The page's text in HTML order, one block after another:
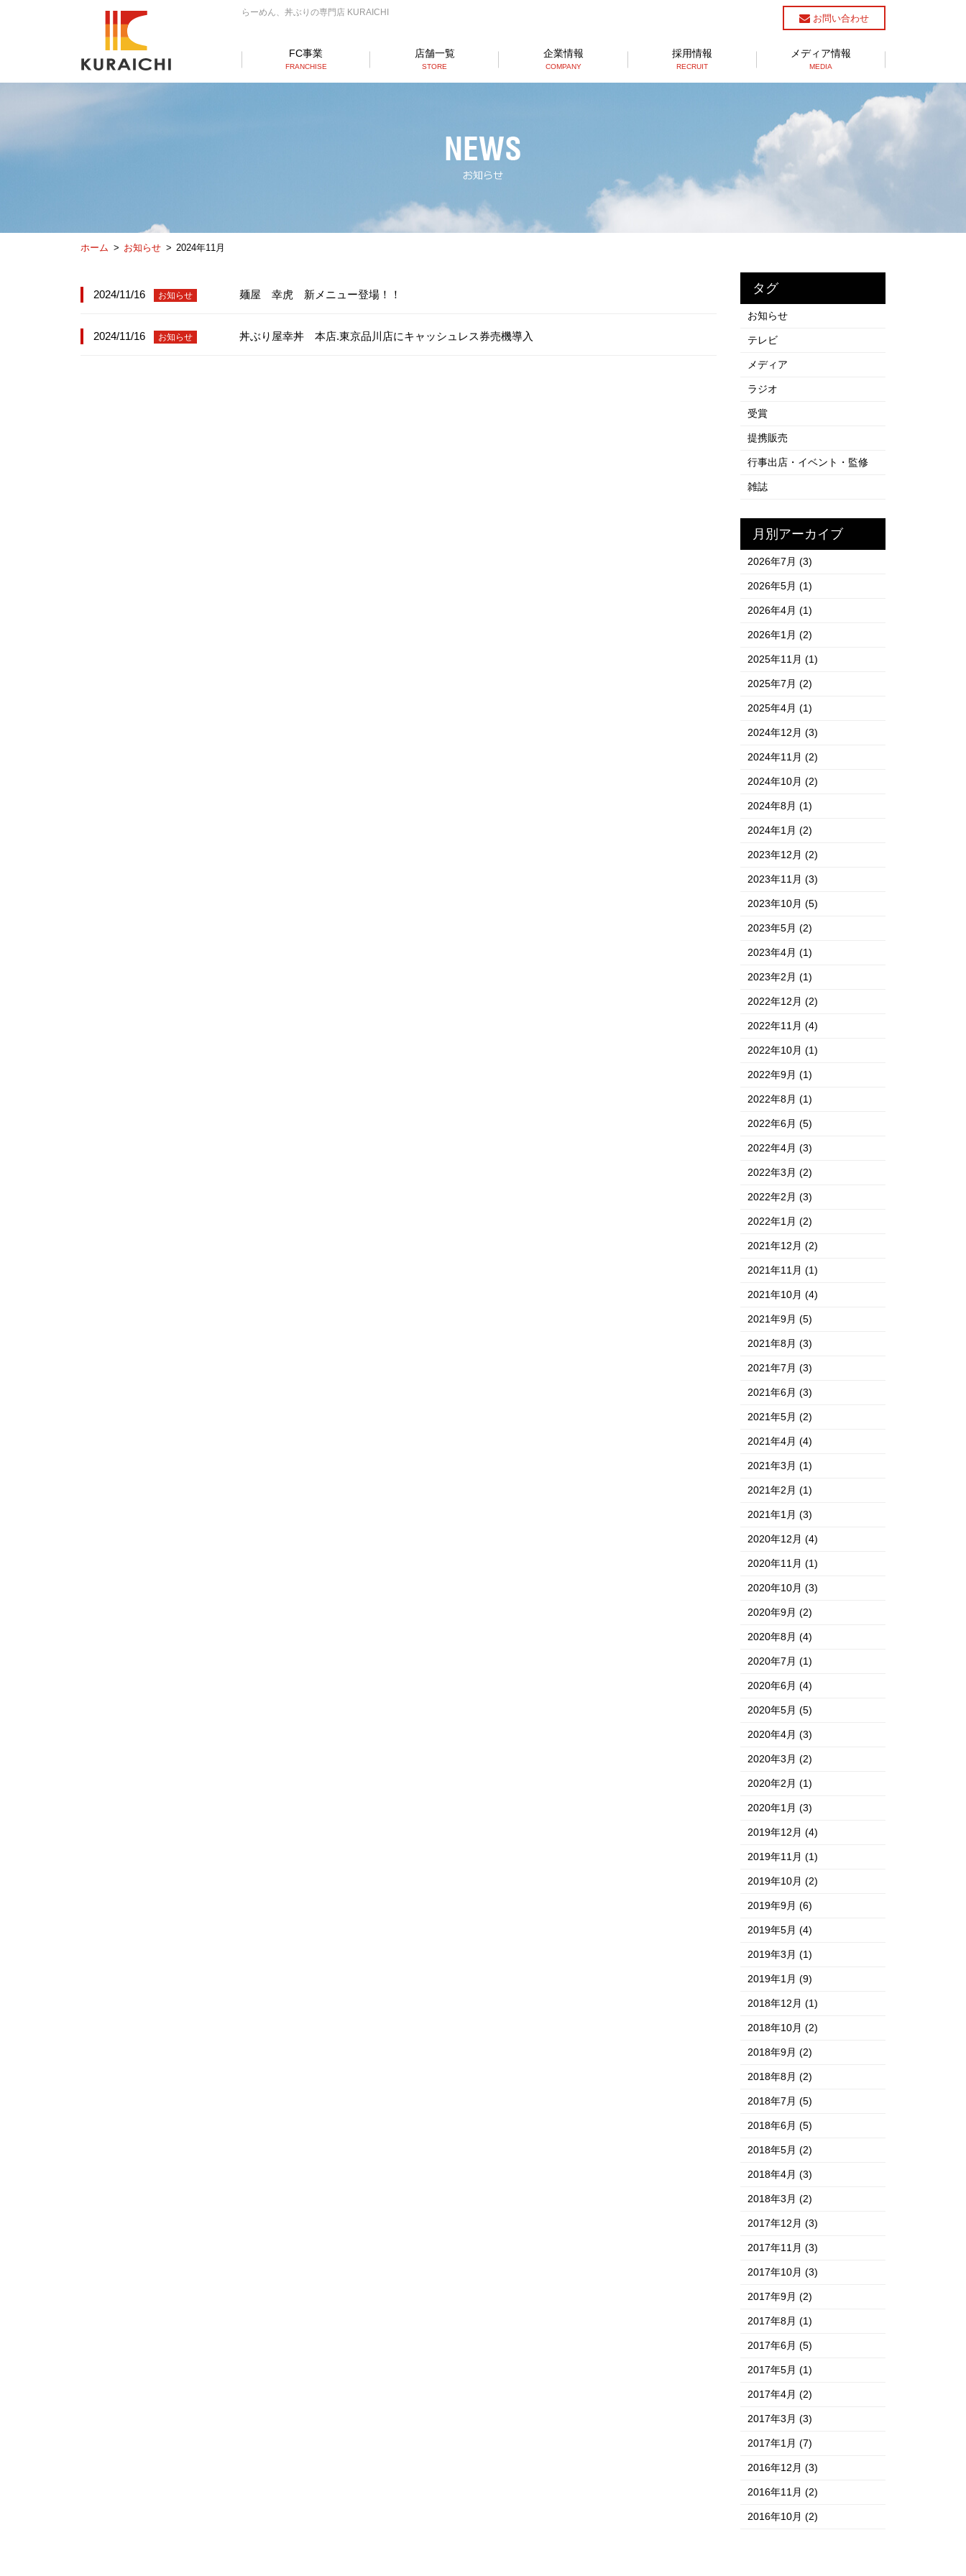
らーめん、丼ぶりの専門店 KURAICHI
お問い合わせ
FC事業
FRANCHISE
店舗一覧
STORE
らーめん店一覧
テイクアウト/デリバリー
企業情報
COMPANY
採用情報
RECRUIT
メディア情報
MEDIA
ホーム お知らせ 2024年11月
2024/11/16 お知らせ 麺屋 幸虎 新メニュー登場！！
2024/11/16 お知らせ 丼ぶり屋幸丼 本店.東京品川店にキャッシュレス券売機導入
タグ
お知らせ
テレビ
メディア
ラジオ
受賞
提携販売
行事出店・イベント・監修
雑誌
月別アーカイブ
2026年7月(3)
2026年5月(1)
2026年4月(1)
2026年1月(2)
2025年11月(1)
2025年7月(2)
2025年4月(1)
2024年12月(3)
2024年11月(2)
2024年10月(2)
2024年8月(1)
2024年1月(2)
2023年12月(2)
2023年11月(3)
2023年10月(5)
2023年5月(2)
2023年4月(1)
2023年2月(1)
2022年12月(2)
2022年11月(4)
2022年10月(1)
2022年9月(1)
2022年8月(1)
2022年6月(5)
2022年4月(3)
2022年3月(2)
2022年2月(3)
2022年1月(2)
2021年12月(2)
2021年11月(1)
2021年10月(4)
2021年9月(5)
2021年8月(3)
2021年7月(3)
2021年6月(3)
2021年5月(2)
2021年4月(4)
2021年3月(1)
2021年2月(1)
2021年1月(3)
2020年12月(4)
2020年11月(1)
2020年10月(3)
2020年9月(2)
2020年8月(4)
2020年7月(1)
2020年6月(4)
2020年5月(5)
2020年4月(3)
2020年3月(2)
2020年2月(1)
2020年1月(3)
2019年12月(4)
2019年11月(1)
2019年10月(2)
2019年9月(6)
2019年5月(4)
2019年3月(1)
2019年1月(9)
2018年12月(1)
2018年10月(2)
2018年9月(2)
2018年8月(2)
2018年7月(5)
2018年6月(5)
2018年5月(2)
2018年4月(3)
2018年3月(2)
2017年12月(3)
2017年11月(3)
2017年10月(3)
2017年9月(2)
2017年8月(1)
2017年6月(5)
2017年5月(1)
2017年4月(2)
2017年3月(3)
2017年1月(7)
2016年12月(3)
2016年11月(2)
2016年10月(2)